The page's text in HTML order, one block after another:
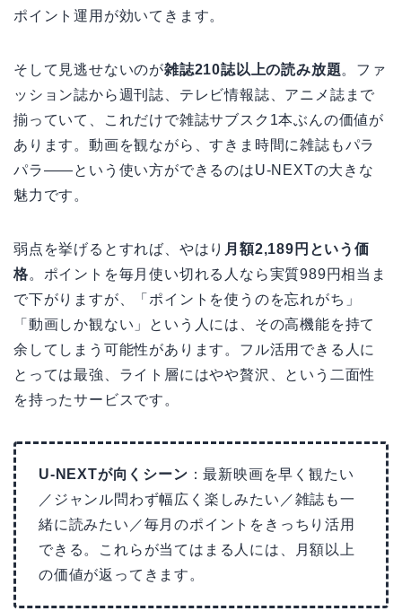
ポイント運用が効いてきます。
そして見逃せないのが雑誌210誌以上の読み放題。ファ
ッション誌から週刊誌、テレビ情報誌、アニメ誌まで
揃っていて、これだけで雑誌サブスク1本ぶんの価値が
あります。動画を観ながら、すきま時間に雑誌もパラ
パラ——という使い方ができるのはU-NEXTの大きな
魅力です。
弱点を挙げるとすれば、やはり 月額2,189円という価
格。ポイントを毎月使い切れる人なら実質989円相当ま
で下がりますが、「ポイントを使うのを忘れがち」
「動画しか観ない」という人には、その高機能を持て
余してしまう可能性があります。フル活用できる人に
とっては最強、ライト層にはやや贅沢、という二面性
を持ったサービスです。
U-NEXTが向くシーン ：最新映画を早く観たい
／ジャンル問わず幅広く楽しみたい／雑誌も一
緒に読みたい／毎月のポイントをきっちり活用
できる。これらが当てはまる人には、月額以上
の価値が返ってきます。